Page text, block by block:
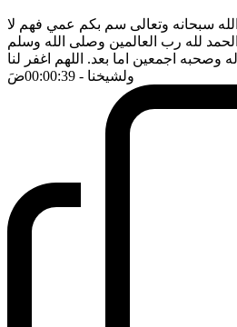
سبحانه وتعالى سم بكم عمي فهم لا
لله رب العالمين وصلى الله وسلم
وصحبه اجمعين اما بعد. اللهم اغفر لنا
ولشيخنا - 00:00:39 ضَ